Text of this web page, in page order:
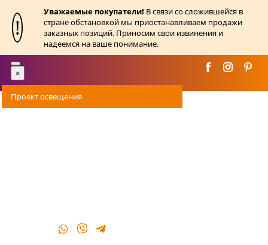
!
Уважаемые покупатели! В связи со сложившейся в
стране обстановкой мы приостанавливаем продажи
заказных позиций. Приносим свои извинения и
надеемся на ваше понимание.
Toggle
navigation
×
Проект освещения